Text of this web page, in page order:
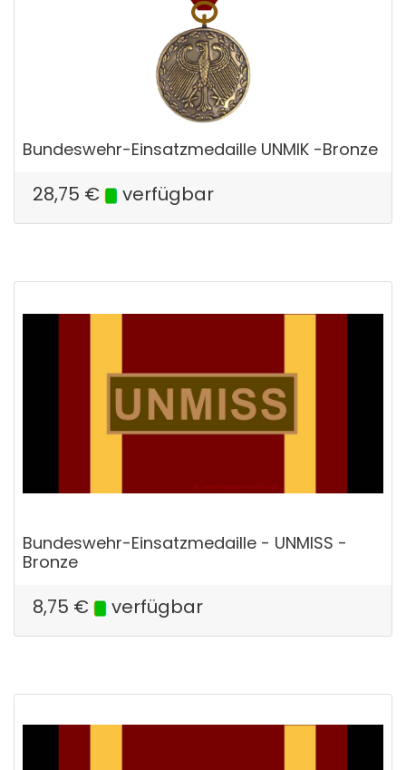
Bundeswehr-Einsatzmedaille UNMIK -Bronze
28,75 € verfügbar
Bundeswehr-Einsatzmedaille - UNMISS -
Bronze
8,75 € verfügbar